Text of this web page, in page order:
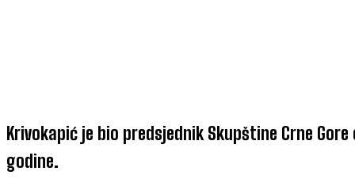
Krivokapić je bio predsjednik Skupštine Crne
godine.